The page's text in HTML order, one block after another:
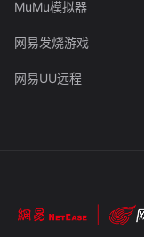
MuMu模拟器
网易发烧游戏
网易UU远程